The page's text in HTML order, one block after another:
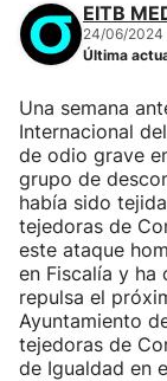
EITB
24/06/2024
Última
Una semana
Internacional
de odio grave
grupo de
había sido
tejedoras de
este ataque
en Fiscalía y ha
repulsa el
Ayuntamiento
tejedoras de
de Igualdad en